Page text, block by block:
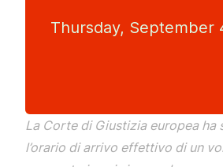
Thursday, September
La Corte di Giustizia europea ha
l’orario di arrivo effettivo di un